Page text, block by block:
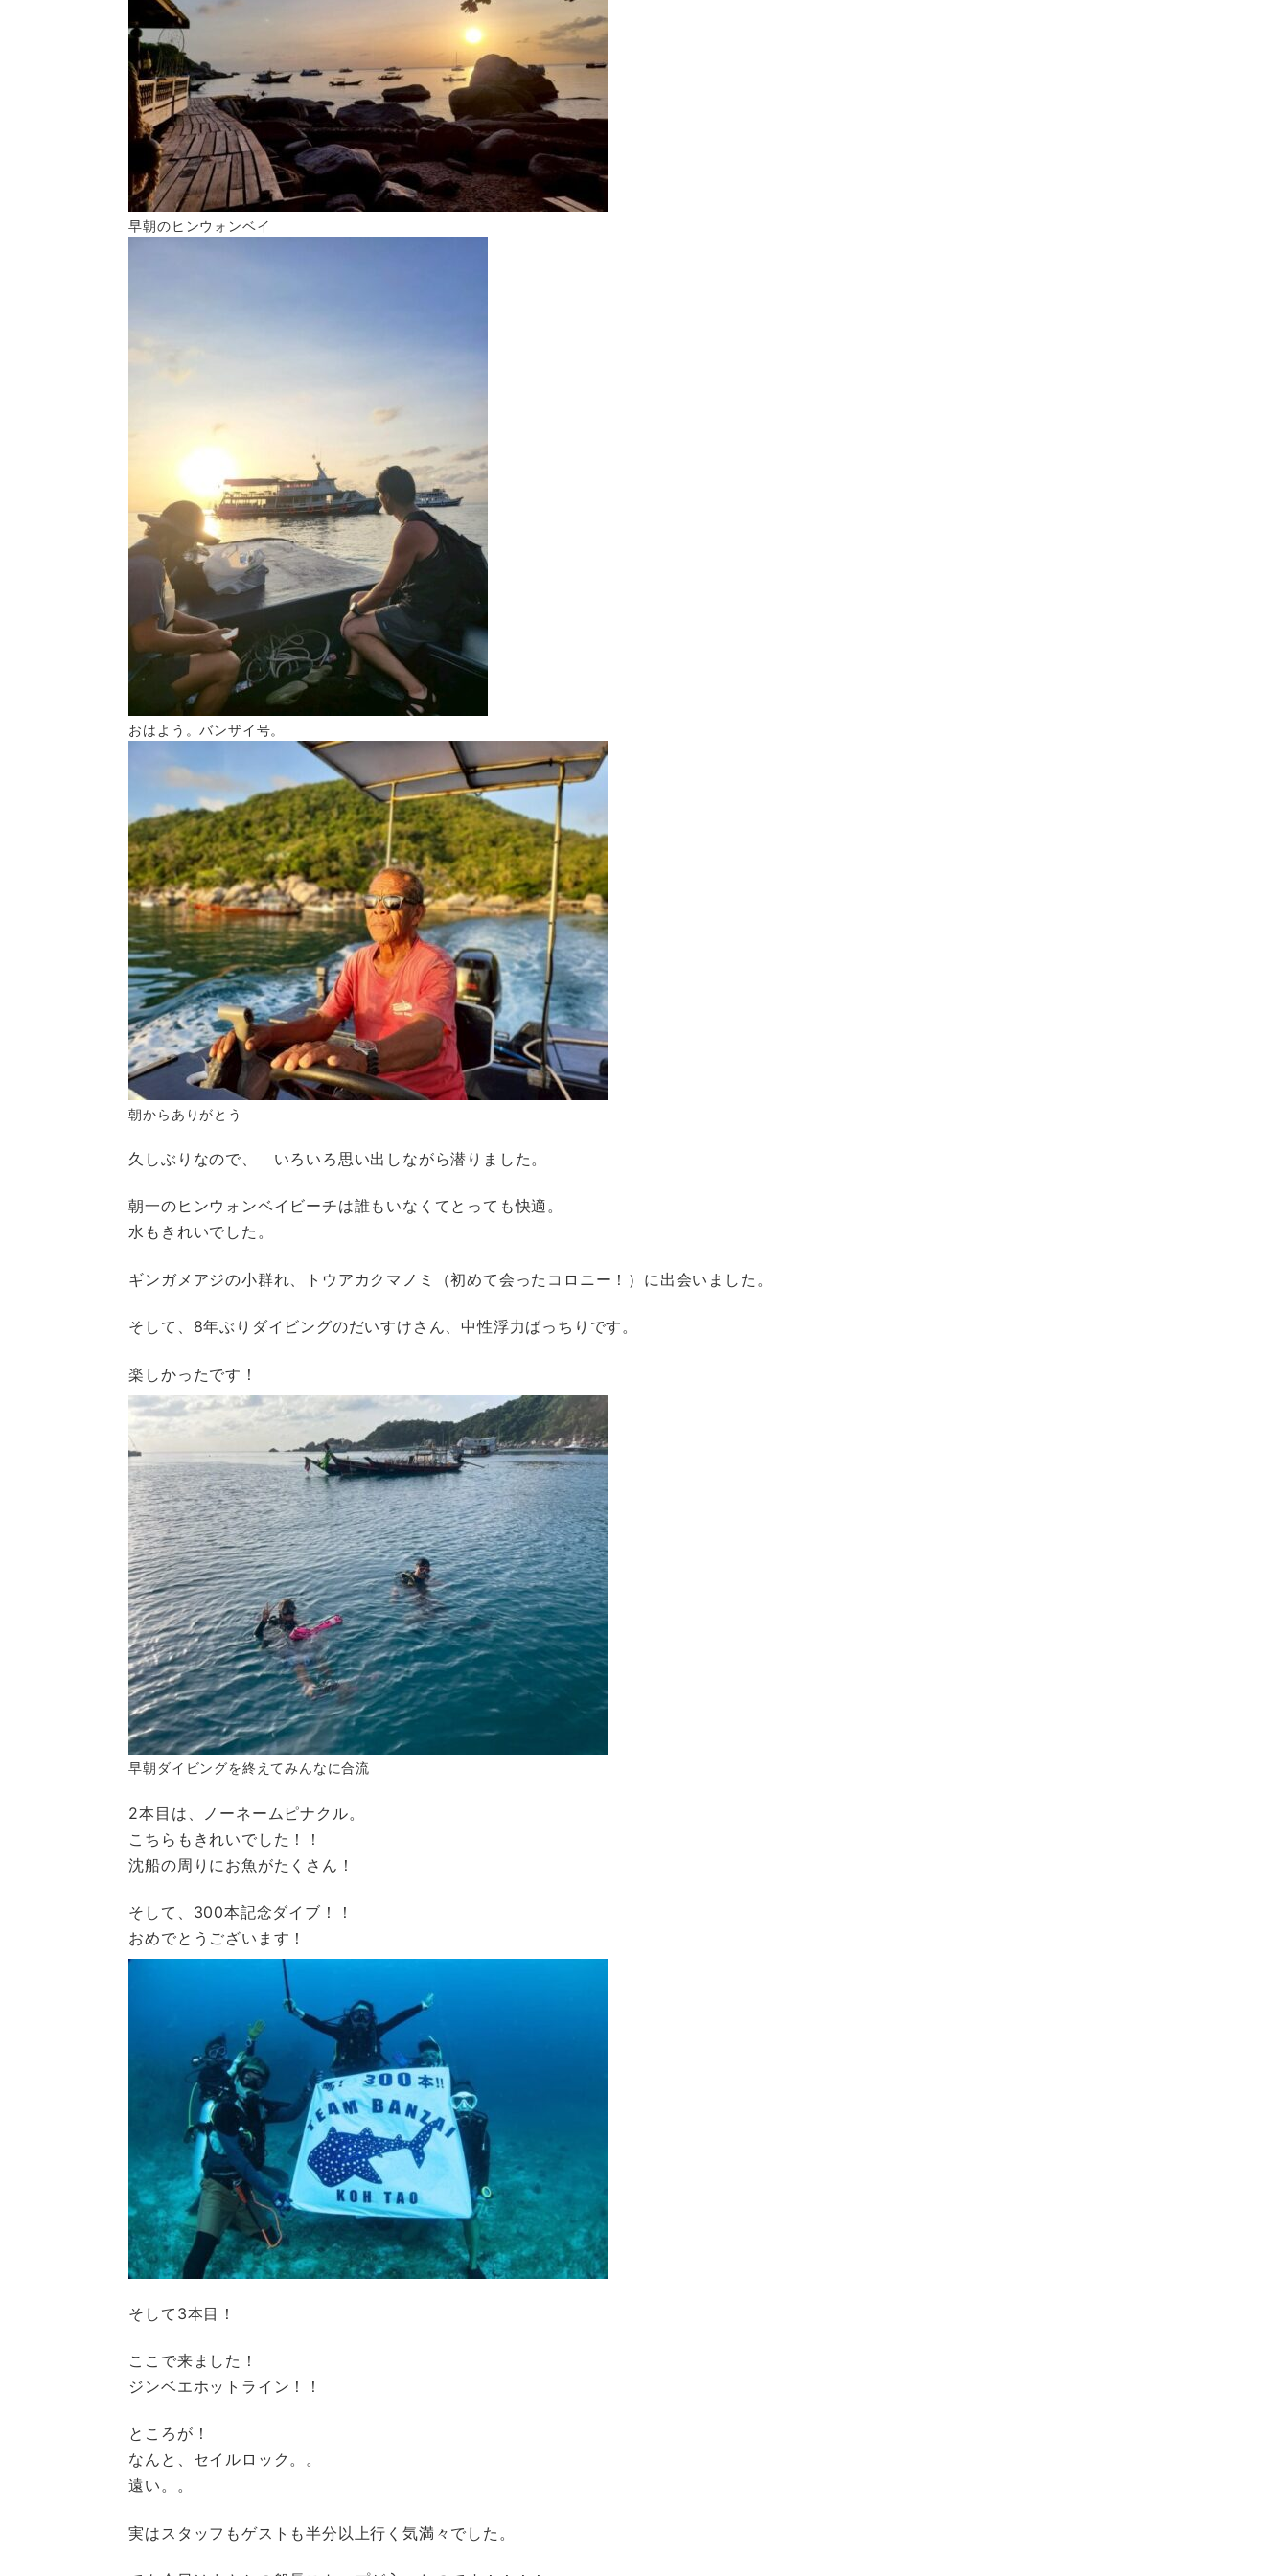
早朝のヒンウォンベイ
おはよう。バンザイ号。
朝からありがとう
久しぶりなので、 いろいろ思い出しながら潜りました。
朝一のヒンウォンベイビーチは誰もいなくてとっても快適。
水もきれいでした。
ギンガメアジの小群れ、トウアカクマノミ（初めて会ったコロニー！）に出会いました。
そして、8年ぶりダイビングのだいすけさん、中性浮力ばっちりです。
楽しかったです！
早朝ダイビングを終えてみんなに合流
2本目は、ノーネームピナクル。
こちらもきれいでした！！
沈船の周りにお魚がたくさん！
そして、300本記念ダイブ！！
おめでとうございます！
そして3本目！
ここで来ました！
ジンベエホットライン！！
ところが！
なんと、セイルロック。。
遠い。。
実はスタッフもゲストも半分以上行く気満々でした。